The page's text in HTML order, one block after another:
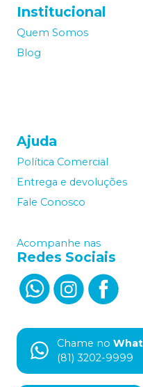
Institucional
Quem Somos
Blog
Ajuda
Política Comercial
Entrega e devoluções
Fale Conosco
Acompanhe nas
Redes Sociais
Chame no
(81) 3202-9999